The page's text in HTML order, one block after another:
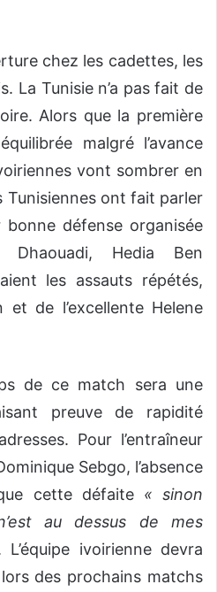
chez les cadettes, les
La Tunisie n’a pas fait de
Alors que la première
malgré l’avance
vont sombrer en
Tunisiennes ont fait parler
défense organisée
Hedia Ben
les assauts répétés,
et de l’excellente Helene
de ce match sera une
preuve de rapidité
Pour l’entraîneur
Sebgo, l’absence
cette défaite « sinon
au dessus de mes
ivoirienne devra
des prochains matchs